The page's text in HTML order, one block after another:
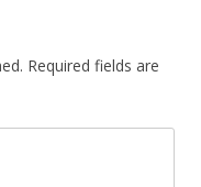
Required fields are